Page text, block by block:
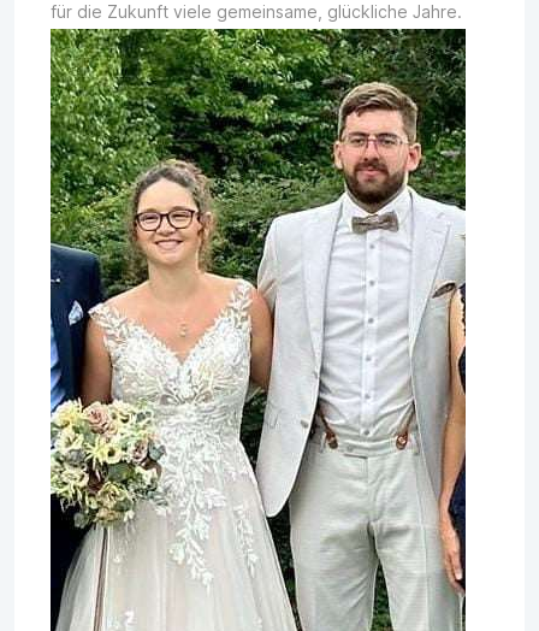
für die Zukunft viele gemeinsame, glückliche Jahre.